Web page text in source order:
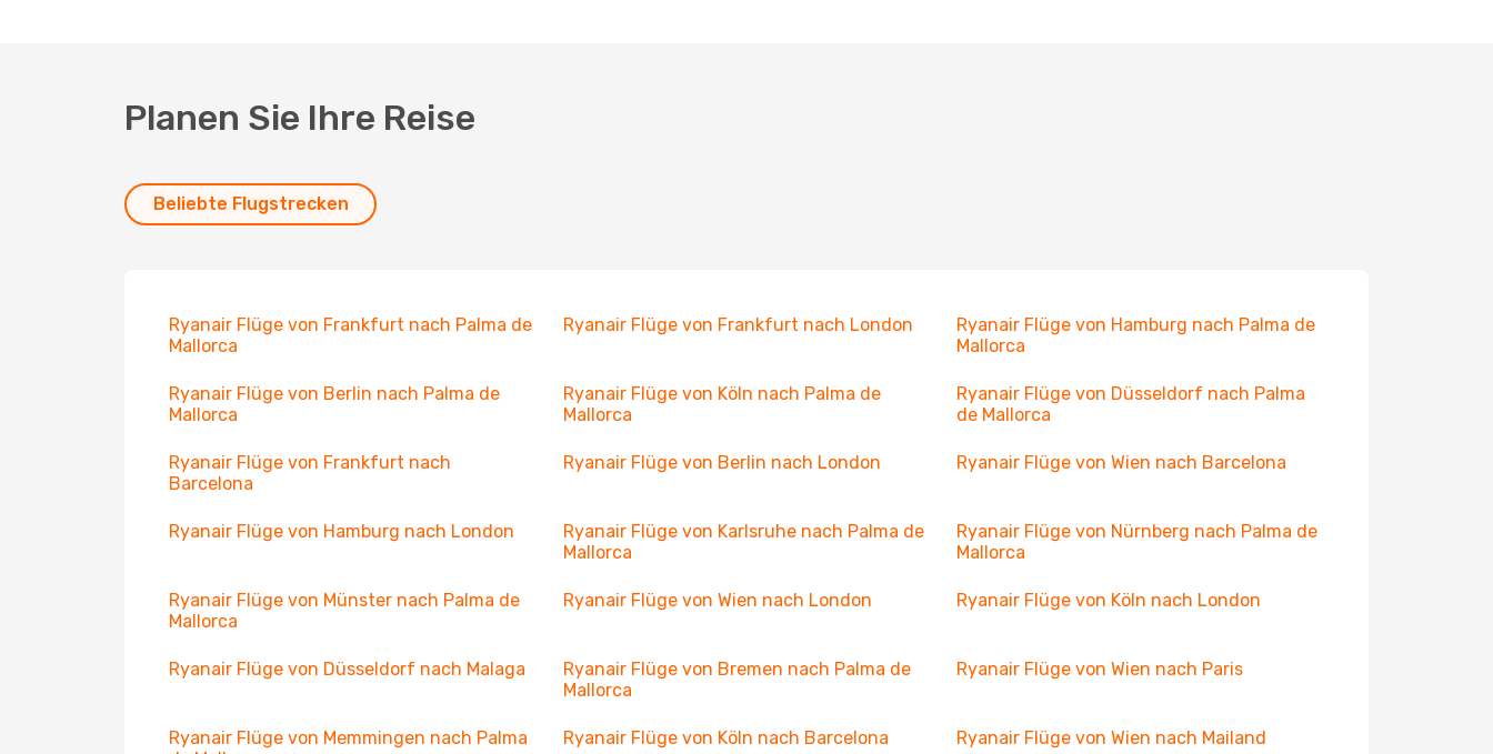
Planen Sie Ihre Reise
Beliebte Flugstrecken
Ryanair Flüge von Frankfurt nach Palma de
Mallorca
Ryanair Flüge von Frankfurt nach London
Ryanair Flüge von Hamburg nach Palma de
Mallorca
Ryanair Flüge von Berlin nach Palma de
Mallorca
Ryanair Flüge von Köln nach Palma de
Mallorca
Ryanair Flüge von Düsseldorf nach Palma
de Mallorca
Ryanair Flüge von Frankfurt nach
Barcelona
Ryanair Flüge von Berlin nach London Ryanair Flüge von Wien nach Barcelona
Ryanair Flüge von Hamburg nach London
Ryanair Flüge von Karlsruhe nach Palma de
Mallorca
Ryanair Flüge von Nürnberg nach Palma de
Mallorca
Ryanair Flüge von Münster nach Palma de
Mallorca
Ryanair Flüge von Wien nach London Ryanair Flüge von Köln nach London
Ryanair Flüge von Düsseldorf nach Malaga
Ryanair Flüge von Bremen nach Palma de
Mallorca
Ryanair Flüge von Wien nach Paris
Ryanair Flüge von Memmingen nach Palma
Ryanair Flüge von Köln nach Barcelona Ryanair Flüge von Wien nach Mailand